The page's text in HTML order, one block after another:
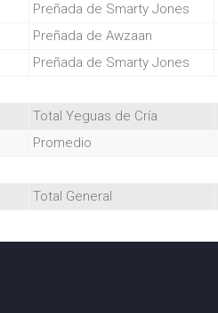
Preñada de Smarty Jones
Preñada de Awzaan
Preñada de Smarty Jones
Total Yeguas de Cría
Promedio
Total General